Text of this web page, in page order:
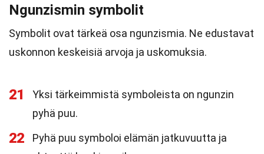
Ngunzismin symbolit
Symbolit ovat tärkeä osa ngunzismia. Ne edustavat
uskonnon keskeisiä arvoja ja uskomuksia.
21
Yksi tärkeimmistä symboleista on ngunzin
pyhä puu.
22
Pyhä puu symboloi elämän jatkuvuutta ja